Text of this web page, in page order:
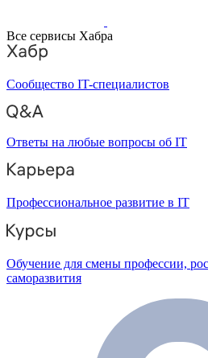
Все сервисы Хабра
Сообщество IT-специалистов
Ответы на любые вопросы об IT
Профессиональное развитие в IT
Обучение для смены профессии,
саморазвития